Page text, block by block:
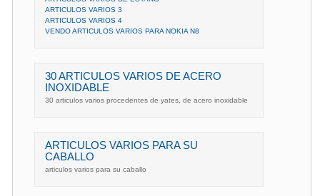
ARTICULOS VARIOS 3
ARTICULOS VARIOS 4
VENDO ARTICULOS VARIOS PARA NOKIA N8
30 ARTICULOS VARIOS DE ACERO
INOXIDABLE
30 articulos varios procedentes de yates, de acero inoxidable
ARTICULOS VARIOS PARA SU
CABALLO
articulos varios para su caballo